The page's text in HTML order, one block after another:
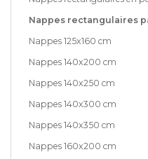
Nappes rectangulaires
Nappes 125x160 cm
Nappes 140x200 cm
Nappes 140x250 cm
Nappes 140x300 cm
Nappes 140x350 cm
Nappes 160x200 cm